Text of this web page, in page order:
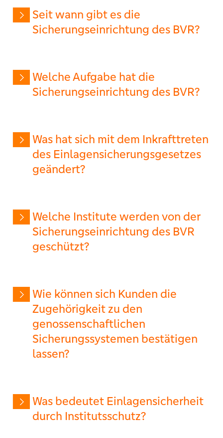
Seit wann gibt es die
Sicherungseinrichtung des BVR?
Welche Aufgabe hat die
Sicherungseinrichtung des BVR?
Was hat sich mit dem Inkrafttreten
des Einlagensicherungsgesetzes
geändert?
Welche Institute werden von der
Sicherungseinrichtung des BVR
geschützt?
Wie können sich Kunden die
Zugehörigkeit zu den
genossenschaftlichen
Sicherungssystemen bestätigen
lassen?
Was bedeutet Einlagensicherheit
durch Institutsschutz?